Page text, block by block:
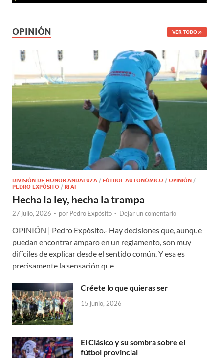
OPINIÓN VER TODO
DIVISIÓN DE HONOR ANDALUZA / FÚTBOL AUTONÓMICO / OPINIÓN /
PEDRO EXPÓSITO / RFAF
Hecha la ley, hecha la trampa
27 julio, 2026 - por Pedro Expósito - Dejar un comentario
OPINIÓN | Pedro Expósito.- Hay decisiones que, aunque
puedan encontrar amparo en un reglamento, son muy
difíciles de explicar desde el sentido común. Y esa es
precisamente la sensación que …
Créete lo que quieras ser
15 junio, 2026
El Clásico y su sombra sobre el
fútbol provincial